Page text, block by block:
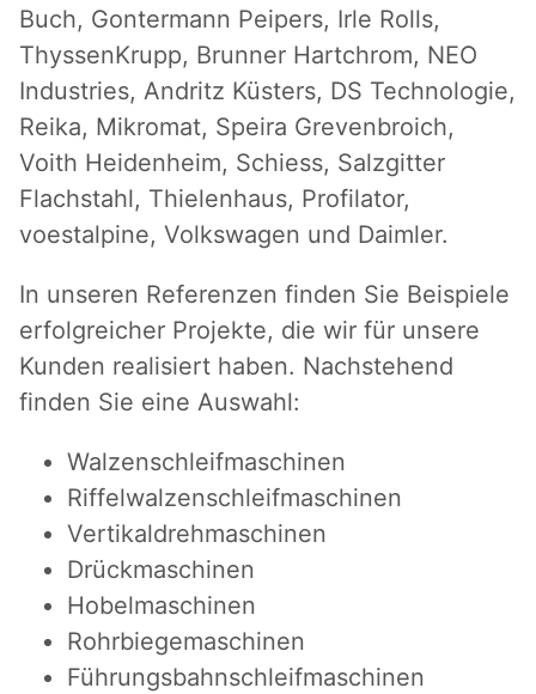
Buch, Gontermann Peipers, Irle Rolls,
ThyssenKrupp, Brunner Hartchrom, NEO
Industries, Andritz Küsters, DS Technologie,
Reika, Mikromat, Speira Grevenbroich,
Voith Heidenheim, Schiess, Salzgitter
Flachstahl, Thielenhaus, Profilator,
voestalpine, Volkswagen und Daimler.
In unseren Referenzen finden Sie Beispiele
erfolgreicher Projekte, die wir für unsere
Kunden realisiert haben. Nachstehend
finden Sie eine Auswahl:
Walzenschleifmaschinen
Riffelwalzenschleifmaschinen
Vertikaldrehmaschinen
Drückmaschinen
Hobelmaschinen
Rohrbiegemaschinen
Führungsbahnschleifmaschinen